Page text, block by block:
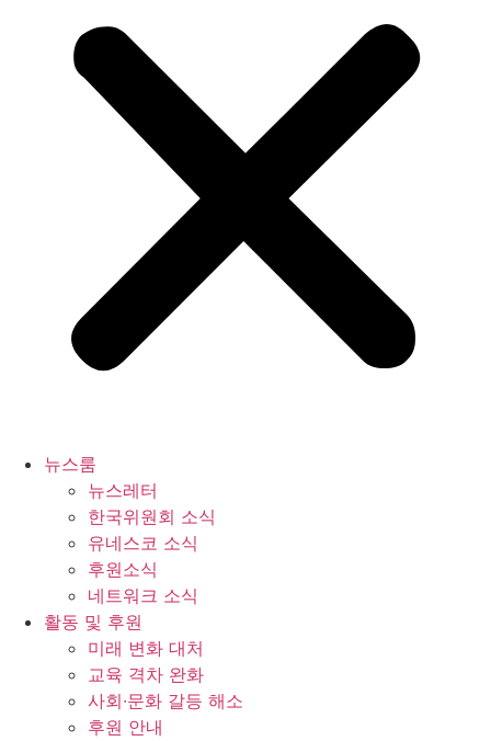
뉴스룸
뉴스레터
한국위원회 소식
유네스코 소식
후원소식
네트워크 소식
활동 및 후원
미래 변화 대처
교육 격차 완화
사회∙문화 갈등 해소
후원 안내